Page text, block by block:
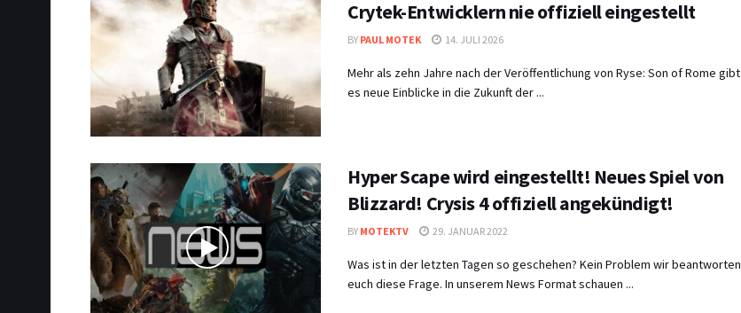
Crytek-Entwicklern nie offiziell eingestellt
BY PAUL MOTEK 14. JULI 2026
Mehr als zehn Jahre nach der Veröffentlichung von Ryse: Son of Rome gibt
es neue Einblicke in die Zukunft der ...
Hyper Scape wird eingestellt! Neues Spiel von
Blizzard! Crysis 4 offiziell angekündigt!
BY MOTEKTV 29. JANUAR 2022
Was ist in der letzten Tagen so geschehen? Kein Problem wir beantworten
euch diese Frage. In unserem News Format schauen ...